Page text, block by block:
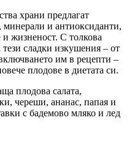
храни предлагат
и антиоксиданти,
жизненост. С толкова
сладки изкушения – от
им в рецепти –
плодове в диетата си.
плодова салата,
череши, ананас, папая и
с бадемово мляко и лед